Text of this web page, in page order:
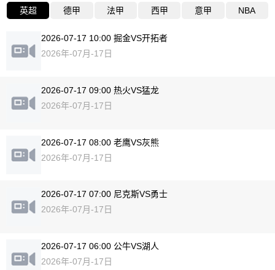
英超 德甲 法甲 西甲 意甲 NBA
2026-07-17 10:00 掘金VS开拓者
2026年-07月-17日
2026-07-17 09:00 热火VS猛龙
2026年-07月-17日
2026-07-17 08:00 老鹰VS灰熊
2026年-07月-17日
2026-07-17 07:00 尼克斯VS勇士
2026年-07月-17日
2026-07-17 06:00 公牛VS湖人
2026年-07月-17日